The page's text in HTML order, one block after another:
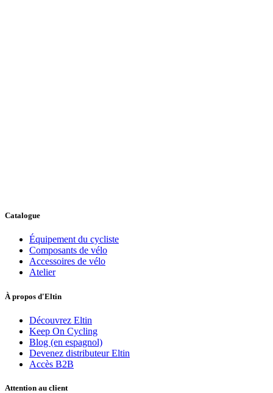
Catalogue
Équipement du cycliste
Composants de vélo
Accessoires de vélo
Atelier
À propos d'Eltin
Découvrez Eltin
Keep On Cycling
Blog (en espagnol)
Devenez distributeur Eltin
Accès B2B
Attention au client